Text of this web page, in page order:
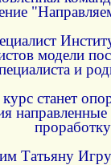
модели
и
станет
направленные
Татьяну